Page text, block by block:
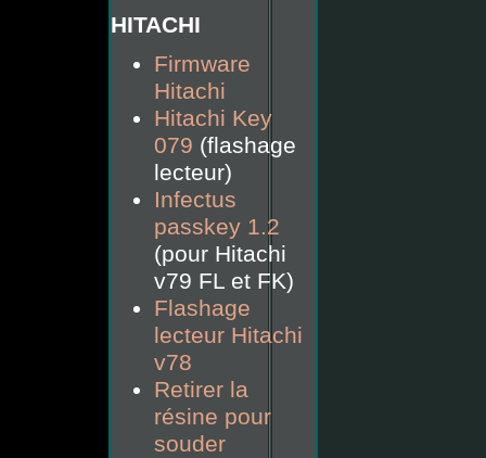
HITACHI
Firmware
Hitachi
Hitachi Key
079 (flashage
lecteur)
Infectus
passkey 1.2
(pour Hitachi
v79 FL et FK)
Flashage
lecteur Hitachi
v78
Retirer la
résine pour
souder